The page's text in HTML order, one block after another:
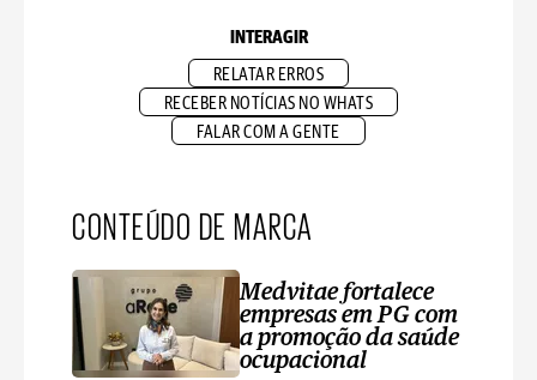
INTERAGIR
RELATAR ERROS
RECEBER NOTÍCIAS NO WHATS
FALAR COM A GENTE
CONTEÚDO DE MARCA
Medvitae fortalece
empresas em PG com
a promoção da saúde
ocupacional